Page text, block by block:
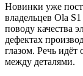
Новинки уже
владельцев Ola
поводу качества
дефектах
глазом. Речь
между деталями.